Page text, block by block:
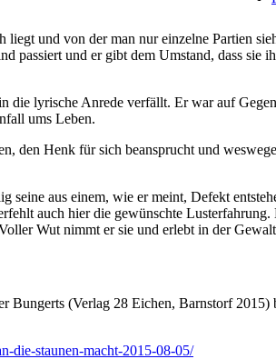
und von der man nur einzelne Partien
und er gibt dem Umstand, dass sie
die lyrische Anrede verfällt. Er war auf
ums Leben.
den Henk für sich beansprucht und
seine aus einem, wie er meint, Defekt
auch hier die gewünschte Lusterfahrung.
Wut nimmt er sie und erlebt in der
Bungerts (Verlag 28 Eichen, Barnstorf 2015)
die-staunen-macht-2015-08-05/